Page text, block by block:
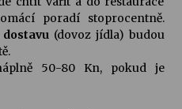
poradí stoprocentně.
dostavu(dovoz jídla) budou
50-80 Kn, pokud je